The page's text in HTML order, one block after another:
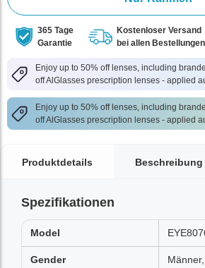
365 Tage
Garantie
Kostenloser Versand
bei allen Bestellungen
Enjoy up to 50% off lenses, including
off AlGlasses prescription lenses - applied
Enjoy up to 50% off lenses, including
off AlGlasses prescription lenses - applied
Produktdetails Beschreibung
Spezifikationen
Model
Gender Männer,